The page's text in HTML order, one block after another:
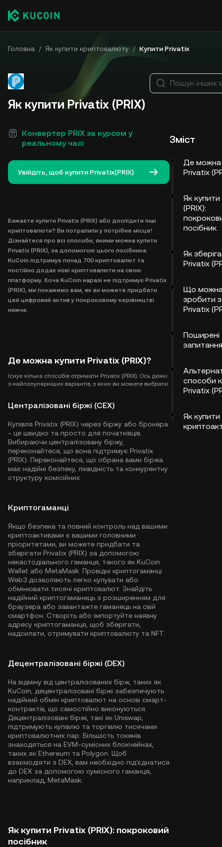
Головна / Як купити криптовалюту / Купити Privatix
Як купити Privatix (PRIX)
Конвертер PRIX за курсом у
реальному часі
Увійдіть, щоб купити Privatix(PRIX)
Бажаєте купити Privatix (PRIX) або дослідити інші
криптовалюти? Ви потрапили у потрібне місце!
Дізнайтеся про всі способи, якими можна купити
Privatix (PRIX), за допомогою цього посібника.
KuCoin підтримує понад 700 криптовалют та
постійно додає нові криптовалюти на свою
платформу. Хоча KuCoin наразі не підтримує Privatix
(PRIX), ми покажемо вам, як ви можете придбати
цей цифровий актив у покроковому керівництві
нижче.
Де можна купити Privatix (PRIX)?
Існує кілька способів отримати Privatix (PRIX). Ось деякі
з найпопулярніших варіантів, з яких ви можете вибрати:
Централізовані біржі (CEX)
Купівля Privatix (PRIX) через біржу або брокера
- це швидко та просто для початківців.
Вибираючи централізовану біржу,
переконайтеся, що вона підтримує Privatix
(PRIX). Переконайтеся, що обрана вами біржа
має надійні безпеку, ліквідність та конкурентну
структуру комісійних.
Криптогаманці
Якщо безпека та повний контроль над вашими
криптоактивами є вашими головними
пріоритетами, ви можете придбати та
зберігати Privatix (PRIX) за допомогою
некастодіального гаманця, такого як KuCoin
Wallet або MetaMask. Провідні криптогаманці
Web3 дозволяють легко купувати або
обмінювати тисячі криптовалют. Знайдіть
надійний криптогаманець з розширенням для
браузера або завантажте гаманець на свій
смартфон. Створіть або імпортуйте наявну
адресу криптогаманця, щоб зберігати,
надсилати, отримувати криптовалюту та NFT.
Децентралізовані біржі (DEX)
На відміну від централізованих бірж, таких як
KuCoin, децентралізовані біржі забезпечують
надійний обмін криптовалют на основі смарт-
контрактів, що самостійно виконуються.
Децентралізовані біржі, такі як Uniswap,
підтримують купівлю та торгівлю тисячами
криптовалютних пар. Більшість токенів
знаходяться на EVM-сумісних блокчейнах,
таких як Ethereum та Polygon . Щоб
взаємодіяти з DEX, вам необхідно під'єднатися
до DEX за допомогою сумісного гаманця,
наприклад, MetaMask.
Як купити Privatix (PRIX): покроковий
посібник
Пошук інших
Зміст
Де можна
Privatix
Як
(PRIX):
посібник
Як
Privatix
Що
зробити з
Privatix
Поширені
запитання
способи
Privatix
Як купити